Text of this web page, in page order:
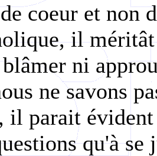
coeur et non
il
ni
ne savons
il parait
qu'à